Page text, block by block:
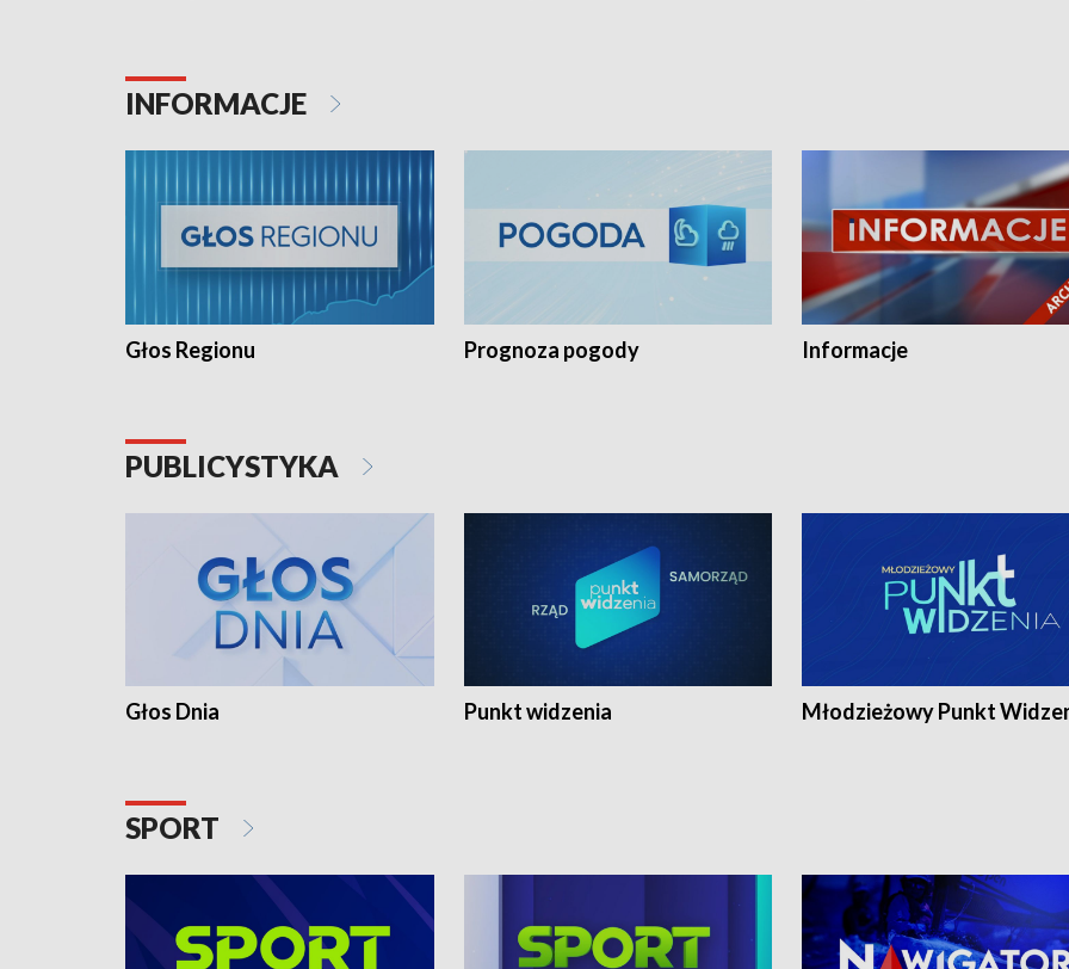
INFORMACJE
Głos Regionu Prognoza pogody Informacje
PUBLICYSTYKA
Głos Dnia Punkt widzenia Młodzieżowy Punkt
SPORT